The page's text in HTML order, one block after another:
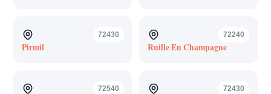
72430
Pirmil
72240
Ruille En Champagne
72540 72430